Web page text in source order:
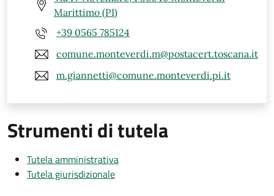
Marittimo (PI)
+39 0565 785124
comune.monteverdi.m@postacert.toscana.it
m.giannetti@comune.monteverdi.pi.it
Strumenti di tutela
Tutela amministrativa
Tutela giurisdizionale